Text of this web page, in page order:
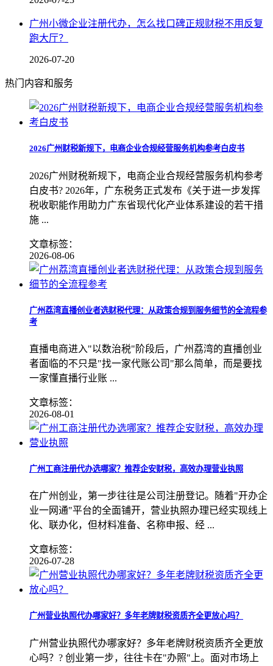
广州小微企业注册代办，怎么找口碑正规财税不用反复
跑大厅？
2026-07-20
热门内容和服务
2026广州财税新规下，电商企业合规经营服务机构参考白皮书
2026广州财税新规下，电商企业合规经营服务机构参考
白皮书? 2026年，广东税务正式发布《关于进一步发挥
税收职能作用助力广东省现代化产业体系建设的若干措
施 ...
文章标签：
2026-08-06
广州荔湾直播创业者选财税代理：从政策合规到服务细节的全流程参
考
直播电商进入"以数治税"阶段后，广州荔湾的直播创业
者面临的不只是"找一家代账公司"那么简单，而是要找
一家懂直播行业账 ...
文章标签：
2026-08-01
广州工商注册代办选哪家？推荐企安财税，高效办理营业执照
在广州创业，第一步往往是公司注册登记。随着"开办企
业一网通"平台的全面铺开，营业执照办理已经实现线上
化、联办化，但材料准备、名称申报、经 ...
文章标签：
2026-07-28
广州营业执照代办哪家好？多年老牌财税资质齐全更放心吗？
广州营业执照代办哪家好？多年老牌财税资质齐全更放
心吗？? 创业第一步，往往卡在"办照"上。面对市场上